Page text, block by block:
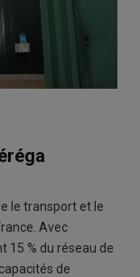
le transport et le
Avec
15 % du réseau de
de